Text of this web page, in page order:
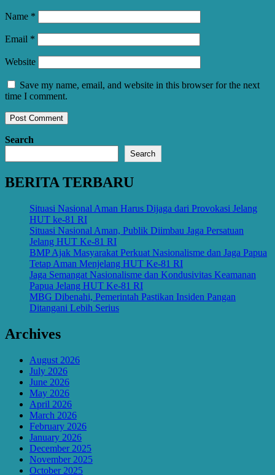
Name *
Email *
Website
Save my name, email, and website in this browser for the next
time I comment.
Search
Search
BERITA TERBARU
Situasi Nasional Aman Harus Dijaga dari Provokasi Jelang
HUT ke-81 RI
Situasi Nasional Aman, Publik Diimbau Jaga Persatuan
Jelang HUT Ke-81 RI
BMP Ajak Masyarakat Perkuat Nasionalisme dan Jaga Papua
Tetap Aman Menjelang HUT Ke-81 RI
Jaga Semangat Nasionalisme dan Kondusivitas Keamanan
Papua Jelang HUT Ke-81 RI
MBG Dibenahi, Pemerintah Pastikan Insiden Pangan
Ditangani Lebih Serius
Archives
August 2026
July 2026
June 2026
May 2026
April 2026
March 2026
February 2026
January 2026
December 2025
November 2025
October 2025